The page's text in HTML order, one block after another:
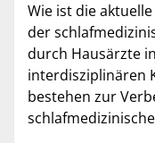
Wie ist die
der
durch Hausärzte
interdisziplinären
bestehen zur